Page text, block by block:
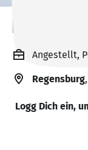
Franziska
Angestellt,
Regensburg
Logg Dich ein,